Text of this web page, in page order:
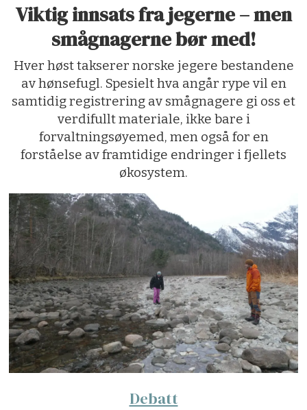
Viktig innsats fra jegerne – men
smågnagerne bør med!
Hver høst takserer norske jegere bestandene
av hønsefugl. Spesielt hva angår rype vil en
samtidig registrering av smågnagere gi oss et
verdifullt materiale, ikke bare i
forvaltningsøyemed, men også for en
forståelse av framtidige endringer i fjellets
økosystem.
Debatt